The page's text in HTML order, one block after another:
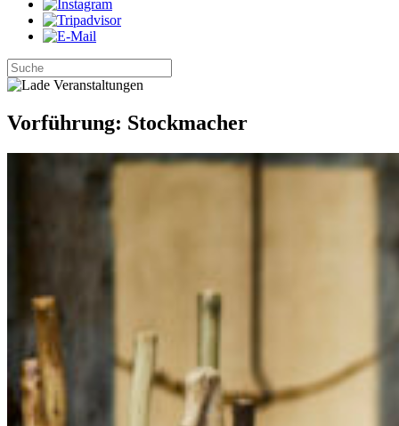
Vorführung: Stockmacher